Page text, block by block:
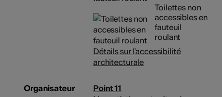
Toilettes non
accessibles en
fauteuil
roulant
Détails sur l'accessibilité
architecturale
Organisateur
Point 11